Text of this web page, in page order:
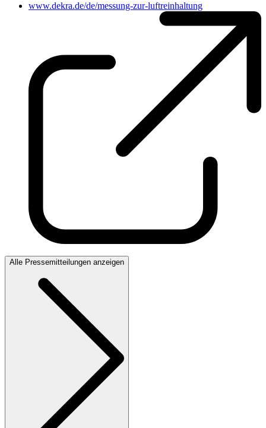
www.dekra.de/de/messung-zur-luftreinhaltung
Alle Pressemitteilungen anzeigen